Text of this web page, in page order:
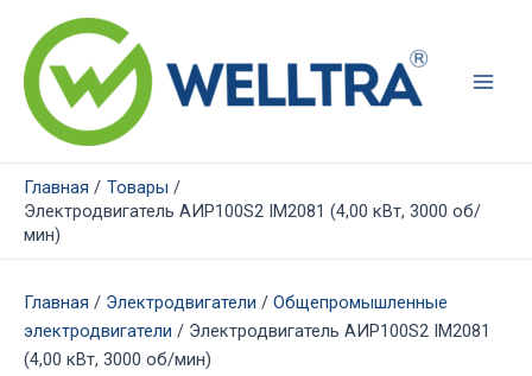
содержимому
Главная
Товары
Электродвигатель АИР100S2 IM2081 (4,00 кВт, 3000 об/
мин)
Главная / Электродвигатели / Общепромышленные
электродвигатели / Электродвигатель АИР100S2 IM2081
(4,00 кВт, 3000 об/мин)